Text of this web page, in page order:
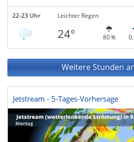
22-23 Uhr Leichter Regen
24° 80 %
Weitere Stunden
Jetstream - 5-Tages-Vorhersage